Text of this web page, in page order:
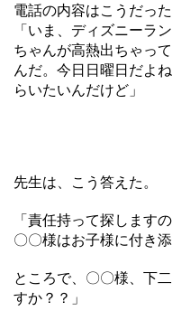
電話の内容はこうだった
「いま、ディズニーラ
ちゃんが高熱出ちゃっ
んだ。今日日曜日だよ
らいたいんだけど」
先生は、こう答えた。
「責任持って探します
〇〇様はお子様に付き
ところで、〇〇様、下
すか？？」